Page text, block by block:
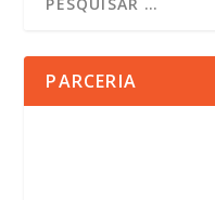
PARCERIA